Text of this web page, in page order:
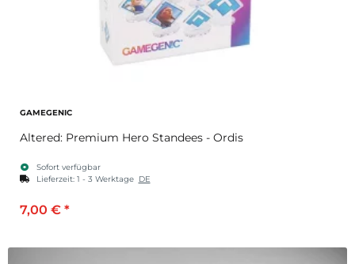
GAMEGENIC
Altered: Premium Hero Standees - Ordis
Sofort verfügbar
Lieferzeit: 1 - 3 Werktage DE
7,00 € *